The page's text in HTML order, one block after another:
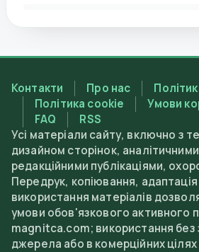
Контакти Про нас
Політика cookie
Умови
FAQ
RSS
Усі матеріали сайту, включно з
дизайном сторінок,
редакційними публікаціями,
Передрук, копіювання,
використання матеріалів
умови обов'язкового активного
magnitca.com; використання без
джерела або в комерційних